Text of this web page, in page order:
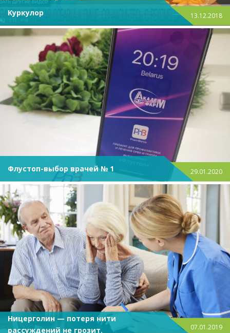
Куркулор 13.12.2018
Флустоп-выбор врачей № 1 29.01.2020
Ницерголин — потеря нити
рассуждений не грозит.
07.01.2019